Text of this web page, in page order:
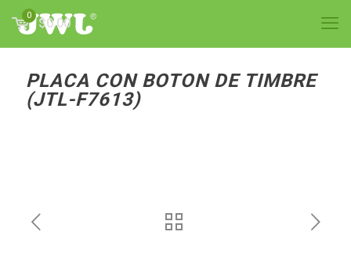
0
$0.00
PLACA CON BOTON DE TIMBRE
(JTL-F7613)